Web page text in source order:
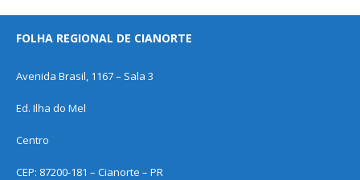
FOLHA REGIONAL DE CIANORTE
Avenida Brasil, 1167 – Sala 3
Ed. Ilha do Mel
Centro
CEP: 87200-181 – Cianorte – PR